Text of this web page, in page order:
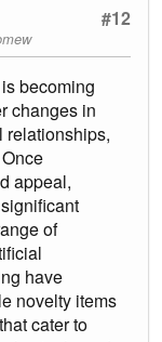
#12
is becoming
changes in
relationships,
appeal,
of
have
novelty items
cater to